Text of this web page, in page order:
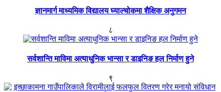
ज्ञानमार्ग माध्यमिक विद्यालय घ्याल्चोकमा शैक्षिक अनुगमन
८
सर्वशान्ति माविमा अत्याधुनिक भान्सा र डाइनिङ हल निर्माण हुने
९